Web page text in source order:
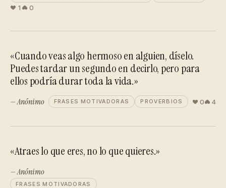
1 0
«Cuando veas algo hermoso en alguien, díselo.
Puedes tardar un segundo en decirlo, pero para
ellos podría durar toda la vida.»
— Anónimo FRASES MOTIVADORAS PROVERBIOS 0 4
«Atraes lo que eres, no lo que quieres.»
— Anónimo
FRASES MOTIVADORAS